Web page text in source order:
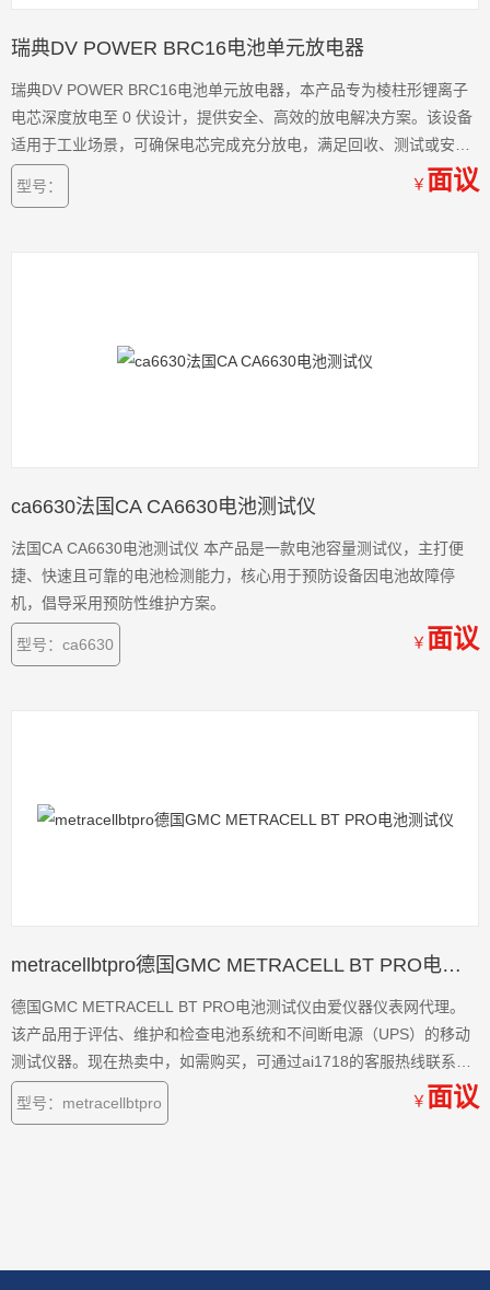
瑞典DV POWER BRC16电池单元放电器
瑞典DV POWER BRC16电池单元放电器，本产品专为棱柱形锂离子
电芯深度放电至 0 伏设计，提供安全、高效的放电解决方案。该设备
适用于工业场景，可确保电芯完成充分放电，满足回收、测试或安全
运输的要求。现在热卖中，如需购买，可通过爱仪器仪表的客服热线
联系我们！
型号： ￥ 面议
ca6630法国CA CA6630电池测试仪
法国CA CA6630电池测试仪 本产品是一款电池容量测试仪，主打便
捷、快速且可靠的电池检测能力，核心用于预防设备因电池故障停
机，倡导采用预防性维护方案。
型号：ca6630 ￥ 面议
metracellbtpro德国GMC METRACELL BT PRO电池测试仪
德国GMC METRACELL BT PRO电池测试仪由爱仪器仪表网代理。
该产品用于评估、维护和检查电池系统和不间断电源（UPS）的移动
测试仪器。现在热卖中，如需购买，可通过ai1718的客服热线联系我
们！
型号：metracellbtpro
￥ 面议